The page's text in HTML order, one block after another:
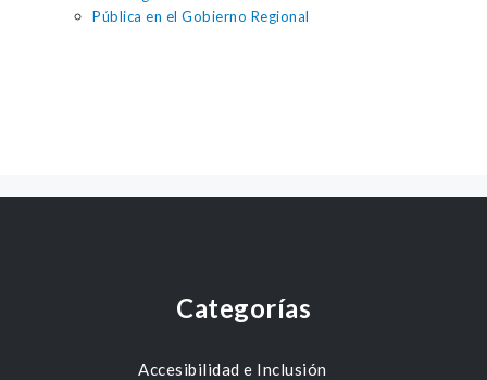
Pública en el Gobierno Regional
Categorías
Accesibilidad e Inclusión